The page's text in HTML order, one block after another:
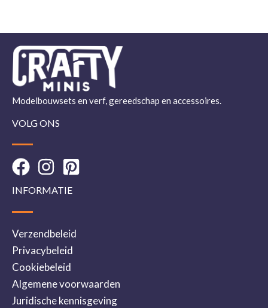
Modelbouwsets en verf, gereedschap en accessoires.
VOLG ONS
INFORMATIE
Verzendbeleid
Privacybeleid
Cookiebeleid
Algemene voorwaarden
Juridische kennisgeving